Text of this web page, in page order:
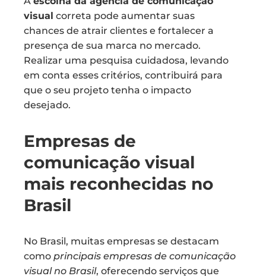
visual correta pode aumentar suas
chances de atrair clientes e fortalecer a
presença de sua marca no mercado.
Realizar uma pesquisa cuidadosa, levando
em conta esses critérios, contribuirá para
que o seu projeto tenha o impacto
desejado.
Empresas de
comunicação visual
mais reconhecidas no
Brasil
No Brasil, muitas empresas se destacam
como principais empresas de comunicação
visual no Brasil, oferecendo serviços que